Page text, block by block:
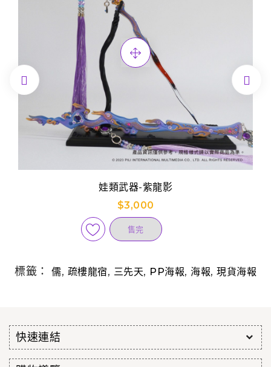
娃類武器-紫龍影
$3,000
售完
 
標籤： 儒, 疏樓龍宿, 三先天, PP海報, 海報, 現貨海報
快速連結